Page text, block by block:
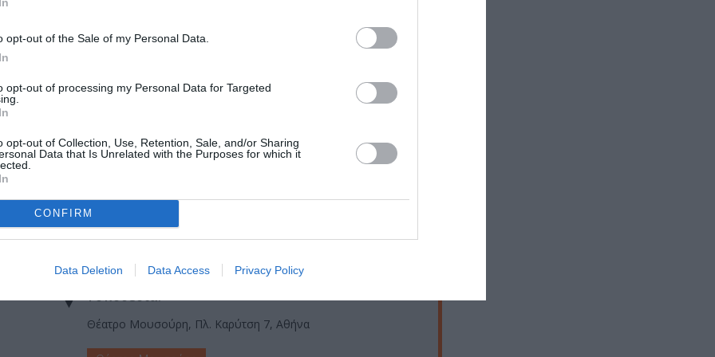
opt-out of the Sale of my Personal Data.
opt-out of processing my Personal Data for Targeted
opt-out of Collection, Use, Retention, Sale, and/or Sharing
Data that Is Unrelated with the Purposes for which it
CONFIRM
Data Deletion Data Access Privacy Policy
Αυγουστίδης
Τοποθεσία:
Θέατρο Μουσούρη, Πλ. Καρύτση 7, Αθήνα